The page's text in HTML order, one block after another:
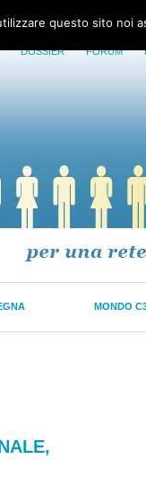
DOSSIER FORUM
MONDO
questo sito noi